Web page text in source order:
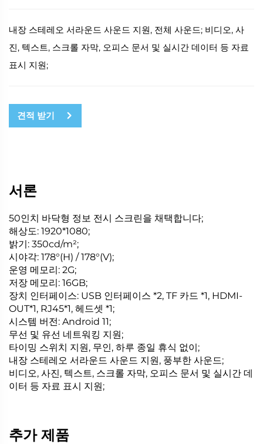
내장 스테레오 서라운드 사운드 지원, 전체 사운드; 비디오, 사
진, 텍스트, 스크롤 자막, 오피스 문서 및 실시간 데이터 등 자료
표시 지원;
견적 받기
서론
50인치 바닥형 정보 전시 스크린을 채택합니다;
해상도: 1920*1080;
밝기: 350cd/m²;
시야각: 178°(H) / 178°(V);
운영 메모리: 2G;
저장 메모리: 16GB;
장치 인터페이스: USB 인터페이스 *2, TF 카드 *1, HDMI-
OUT*1, RJ45*1, 헤드셋 *1;
시스템 버전: Android 11;
무선 및 유선 네트워킹 지원;
타이밍 스위치 지원, 무인, 하루 종일 휴식 없이;
내장 스테레오 서라운드 사운드 지원, 풍부한 사운드;
비디오, 사진, 텍스트, 스크롤 자막, 오피스 문서 및 실시간 데
이터 등 자료 표시 지원;
추가 제품